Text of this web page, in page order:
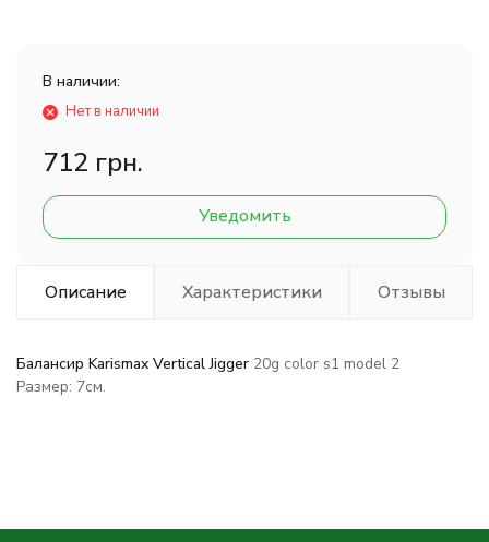
В наличии:
Нет в наличии
712 грн.
Уведомить
Описание Характеристики Отзывы
Балансир Karismax Vertical Jigger 20g color s1 model 2
Размер: 7см.